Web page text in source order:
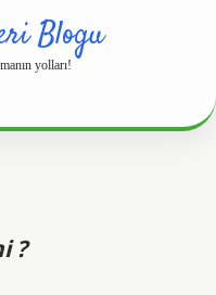
Blogu
yolları!
?